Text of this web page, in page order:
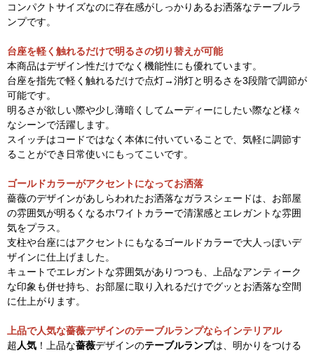
コンパクトサイズなのに存在感がしっかりあるお洒落なテーブルラ
ンプです。
台座を軽く触れるだけで明るさの切り替えが可能
本商品はデザイン性だけでなく機能性にも優れています。
台座を指先で軽く触れるだけで点灯→消灯と明るさを3段階で調節が
可能です。
明るさが欲しい際や少し薄暗くしてムーディーにしたい際など様々
なシーンで活躍します。
スイッチはコードではなく本体に付いていることで、気軽に調節す
ることができ日常使いにもってこいです。
ゴールドカラーがアクセントになってお洒落
薔薇のデザインがあしらわれたお洒落なガラスシェードは、お部屋
の雰囲気が明るくなるホワイトカラーで清潔感とエレガントな雰囲
気をプラス。
支柱や台座にはアクセントにもなるゴールドカラーで大人っぽいデ
ザインに仕上げました。
キュートでエレガントな雰囲気がありつつも、上品なアンティーク
な印象も併せ持ち、お部屋に取り入れるだけでグッとお洒落な空間
に仕上がります。
上品で人気な薔薇デザインのテーブルランプならインテリアル
超 人気 ！上品な薔薇デザインのテーブルランプは、明かりをつける